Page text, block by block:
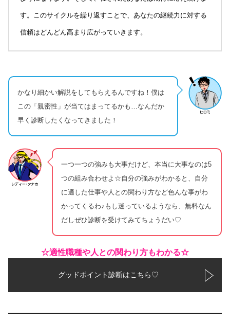
す。このサイクルを繰り返すことで、あなたの継続力に対する
信頼はどんどん高まり広がっていきます。
かなり細かい解説をしてもらえるんですね！僕は
この「親密性」が当てはまってるかも…なんだか
早く診断したくなってきました！
一つ一つの強みも大事だけど、本当に大事なのは5
つの組み合わせよ☆自分の強みがわかると、自分
に適した仕事や人との関わり方など色んな事がわ
かってくるわ♪もし迷っているようなら、無料なん
だしぜひ診断を受けてみてちょうだい♡
☆適性職種や人との関わり方もわかる☆
グッドポイント診断はこちら♡